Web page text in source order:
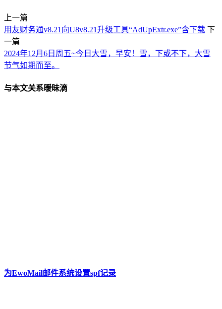
上一篇
用友财务通v8.21向U8v8.21升级工具“AdUpExtr.exe”含下载 下
一篇
2024年12月6日周五~今日大雪，早安！雪，下或不下，大雪
节气如期而至。
与本文关系暧昧滴
为EwoMail邮件系统设置spf记录